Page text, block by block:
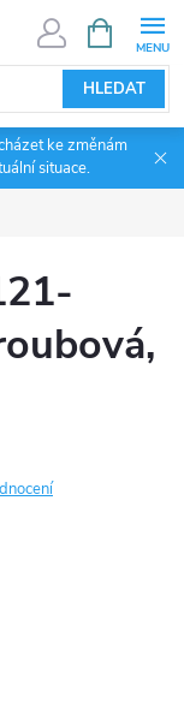
HLEDAT
NÁKUPNÍ
KOŠÍK
ke změnám
situace.